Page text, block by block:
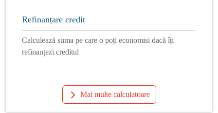
Refinanțare credit
Calculează suma pe care o poți economisi dacă îți
refinanțezi creditul
Mai multe calculatoare